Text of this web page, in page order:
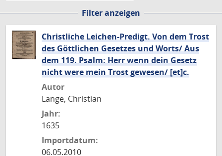
Filter anzeigen
Christliche Leichen-Predigt. Von dem Trost
des Göttlichen Gesetzes und Worts/ Aus
dem 119. Psalm: Herr wenn dein Gesetz
nicht were mein Trost gewesen/ [et]c.
Autor
Lange, Christian
Jahr:
1635
Importdatum:
06.05.2010